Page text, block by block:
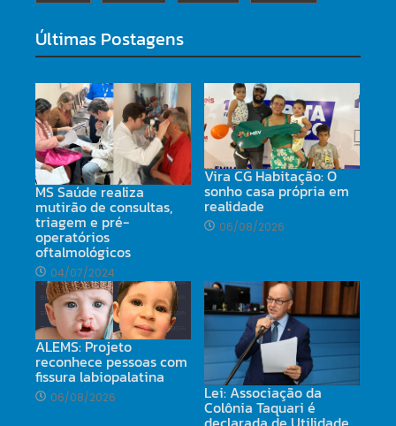
Últimas Postagens
MS Saúde realiza
mutirão de consultas,
triagem e pré-
operatórios
oftalmológicos
04/07/2024
Vira CG Habitação: O
sonho casa própria em
realidade
06/08/2026
ALEMS: Projeto
reconhece pessoas com
fissura labiopalatina
06/08/2026 Lei: Associação da
Colônia Taquari é